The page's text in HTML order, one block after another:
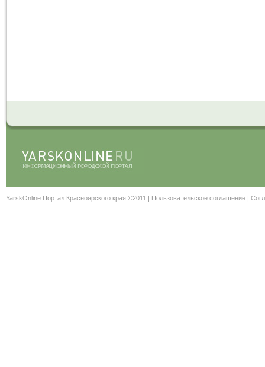
YarskOnline Портал Красноярского края ©2011 | Пользовательское соглашение |